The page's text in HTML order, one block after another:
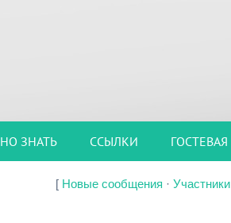
ЗНАТЬ ССЫЛКИ ГОСТЕВАЯ
[ Новые сообщения · Участники